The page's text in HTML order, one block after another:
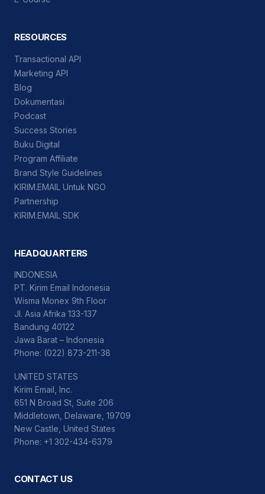
RESOURCES
Transactional API
Marketing API
Blog
Dokumentasi
Podcast
Success Stories
Buku Digital
Program Affiliate
Brand Style Guidelines
KIRIM.EMAIL Untuk NGO
Partnership
KIRIM.EMAIL SDK
HEADQUARTERS
INDONESIA
PT. Kirim Email Indonesia
Wisma Monex 9th Floor
Jl. Asia Afrika 133-137
Bandung 40122
Jawa Barat – Indonesia
Phone: (022) 873-211-38
UNITED STATES
Kirim Email, Inc.
651 N Broad St, Suite 206
Middletown, Delaware, 19709
New Castle, United States
Phone: +1 302-434-6379
CONTACT US